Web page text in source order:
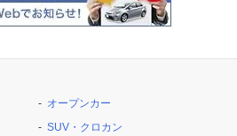
オープンカー
SUV・クロカン